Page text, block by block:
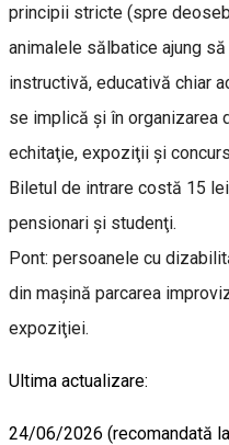
principii stricte (spre
animalele sălbatice ajung
instructivă, educativă chiar
se implică şi în organizarea
echitaţie, expoziţii şi
Biletul de intrare costă 15
pensionari şi studenţi.
Pont: persoanele cu
din maşină parcarea
expoziţiei.
Ultima actualizare:
24/06/2026 (recomandată